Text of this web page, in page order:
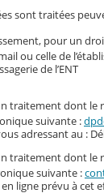
sont traitées
pour un
ou celle de
de l’ENT
traitement dont le
suivante :
adressant au :
traitement dont le
suivante :
ligne prévu à cet